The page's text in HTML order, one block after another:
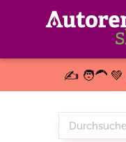
✍️ 🧑‍🦱 💚
Durchsuchen
Sie